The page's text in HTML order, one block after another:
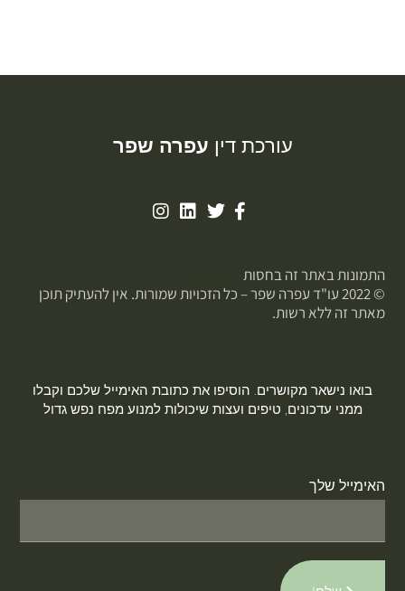
עורכת דין עפרה שפר
התמונות באתר זה בחסות
© 2022 עו"ד עפרה שפר – כל הזכויות שמורות. אין להעתיק תוכן
מאתר זה ללא רשות.
בואו נישאר מקושרים. הוסיפו את כתובת האימייל שלכם וקבלו
ממני עדכונים, טיפים ועצות שיכולות למנוע מפח נפש גדול
האימייל שלך